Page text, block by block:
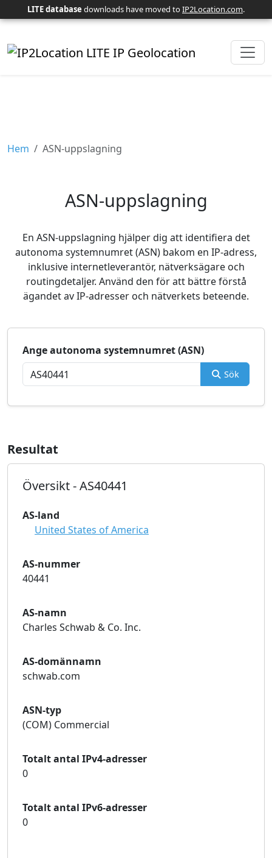
LITE database downloads have moved toIP2Location.com.
Hem ASN-uppslagning
ASN-uppslagning
En ASN-uppslagning hjälper dig att identifiera det
autonoma systemnumret (ASN) bakom en IP-adress,
inklusive internetleverantör, nätverksägare och
routingdetaljer. Använd den för att bättre förstå
ägandet av IP-adresser och nätverkets beteende.
Ange autonoma systemnumret (ASN)
Sök
Resultat
Översikt - AS40441
AS-land
United States of America
AS-nummer
40441
AS-namn
Charles Schwab & Co. Inc.
AS-domännamn
schwab.com
ASN-typ
(COM) Commercial
Totalt antal IPv4-adresser
0
Totalt antal IPv6-adresser
0